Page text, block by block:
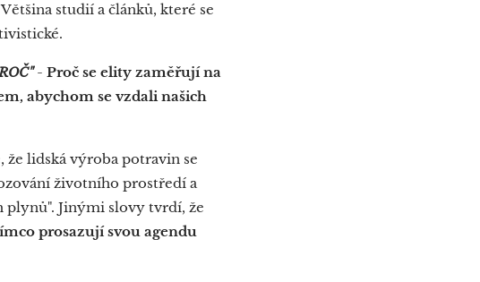
studií a článků, které se
- Proč se elity zaměřují na
abychom se vzdali našich
lidská výroba potravin se
životního prostředí a
plynů". Jinými slovy tvrdí, že
prosazují svou agendu